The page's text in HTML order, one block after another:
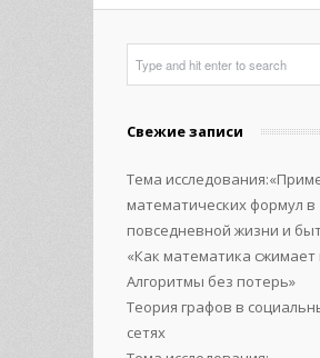
Свежие записи
Тема
математических формул в
повседневной жизни и
«Как математика сжимает
Алгоритмы без потерь»
Теория графов в
сетях